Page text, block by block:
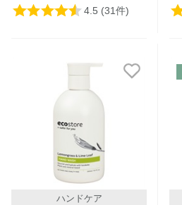
ハンドケア